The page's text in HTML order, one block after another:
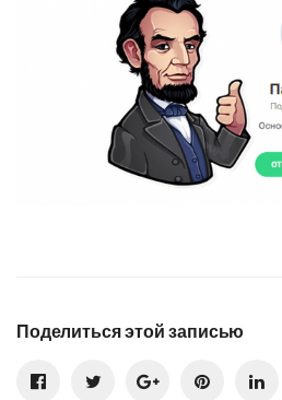
Поделиться этой записью